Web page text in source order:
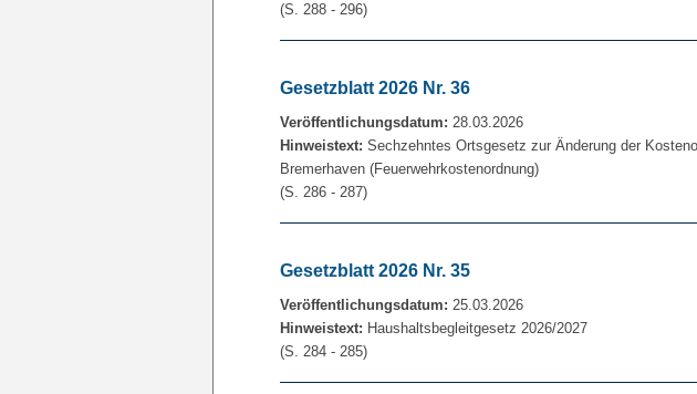
(S. 288 - 296)
Gesetzblatt 2026 Nr. 36
Veröffentlichungsdatum: 28.03.2026
Hinweistext: Sechzehntes Ortsgesetz zur Änderung der
Bremerhaven (Feuerwehrkostenordnung)
(S. 286 - 287)
Gesetzblatt 2026 Nr. 35
Veröffentlichungsdatum: 25.03.2026
Hinweistext: Haushaltsbegleitgesetz 2026/2027
(S. 284 - 285)